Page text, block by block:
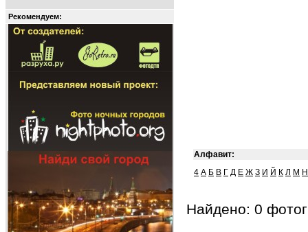
Рекомендуем:
Алфавит:
4 А Б В Г Д Е Ж З И Й К Л М Н
Найдено: 0